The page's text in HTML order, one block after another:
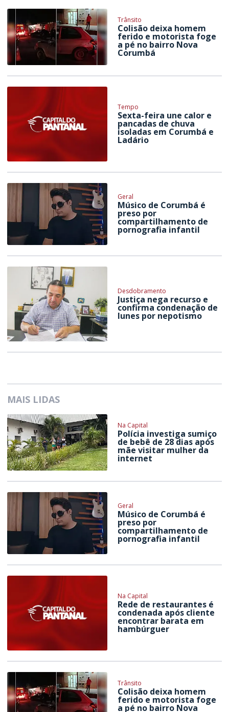
Trânsito
Colisão deixa homem
ferido e motorista foge
a pé no bairro Nova
Corumbá
Tempo
Sexta-feira une calor e
pancadas de chuva
isoladas em Corumbá e
Ladário
Geral
Músico de Corumbá é
preso por
compartilhamento de
pornografia infantil
Desdobramento
Justiça nega recurso e
confirma condenação de
Iunes por nepotismo
MAIS LIDAS
Na Capital
Polícia investiga sumiço
de bebê de 28 dias após
mãe visitar mulher da
internet
Geral
Músico de Corumbá é
preso por
compartilhamento de
pornografia infantil
Na Capital
Rede de restaurantes é
condenada após cliente
encontrar barata em
hambúrguer
Trânsito
Colisão deixa homem
ferido e motorista foge
a pé no bairro Nova